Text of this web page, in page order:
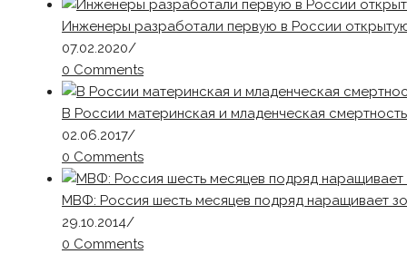
Инженеры разработали первую в России
07.02.2020/
0 Comments
В России материнская и младенческая
02.06.2017/
0 Comments
МВФ: Россия шесть месяцев подряд наращивает
29.10.2014/
0 Comments